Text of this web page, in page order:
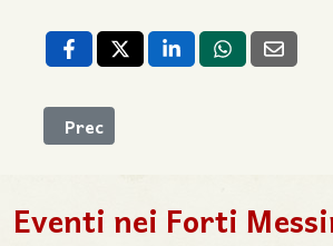
Articolo precedente: Chiuso il
Prec
Eventi nei Forti